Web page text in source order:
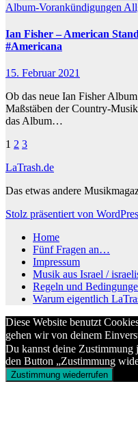
Album-Vorankündigungen
Ian Fisher – American
#Americana
15. Februar 2021
Ob das neue Ian Fisher
Maßstäben der Country-
das Album…
der
Beiträge
1 2 3
LaTrash.de
Das etwas andere
Stolz präsentiert von
Home
Fünf Fragen an…
Impressum
Musik aus Israel /
Regeln und
Warum eigentlich
Diese Website benutzt
gehen wir von deinem
Du kannst deine Zustimmung
den Button „Zustimmung
Zustimmung wiederrufen